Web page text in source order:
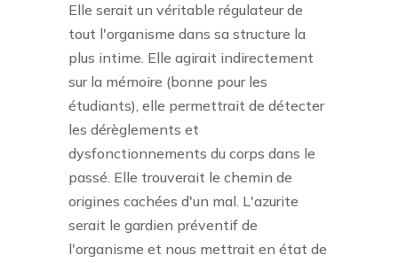
Elle serait un véritable régulateur de
tout l'organisme dans sa structure la
plus intime. Elle agirait indirectement
sur la mémoire (bonne pour les
étudiants), elle permettrait de détecter
les dérèglements et
dysfonctionnements du corps dans le
passé. Elle trouverait le chemin de
origines cachées d'un mal. L'azurite
serait le gardien préventif de
l'organisme et nous mettrait en état de